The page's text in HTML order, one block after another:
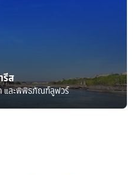
รีส
และพิพิธภัณฑ์ลูฟวร์